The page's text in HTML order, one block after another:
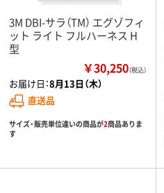
3M DBI-サラ（TM） エグゾフィ
ット ライト フルハーネス H
型
￥30,250（税込）
お届け日：8月13日（木）
直送品
サイズ・販売単位違いの商品が2商品ありま
す